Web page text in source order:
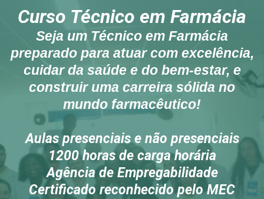
Curso Técnico em Farmácia
Seja um Técnico em Farmácia
preparado para atuar com excelência,
cuidar da saúde e do bem-estar, e
construir uma carreira sólida no
mundo farmacêutico!
Aulas presenciais e não presenciais
1200 horas de carga horária
Agência de Empregabilidade
Certificado reconhecido pelo MEC